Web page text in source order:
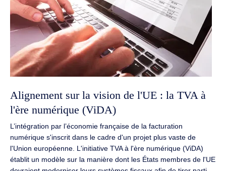
Alignement sur la vision de l'UE : la TVA à
l'ère numérique (ViDA)
L’intégration par l’économie française de la facturation
numérique s'inscrit dans le cadre d'un projet plus vaste de
l'Union européenne. L'initiative TVA à l'ère numérique (ViDA)
établit un modèle sur la manière dont les États membres de l'UE